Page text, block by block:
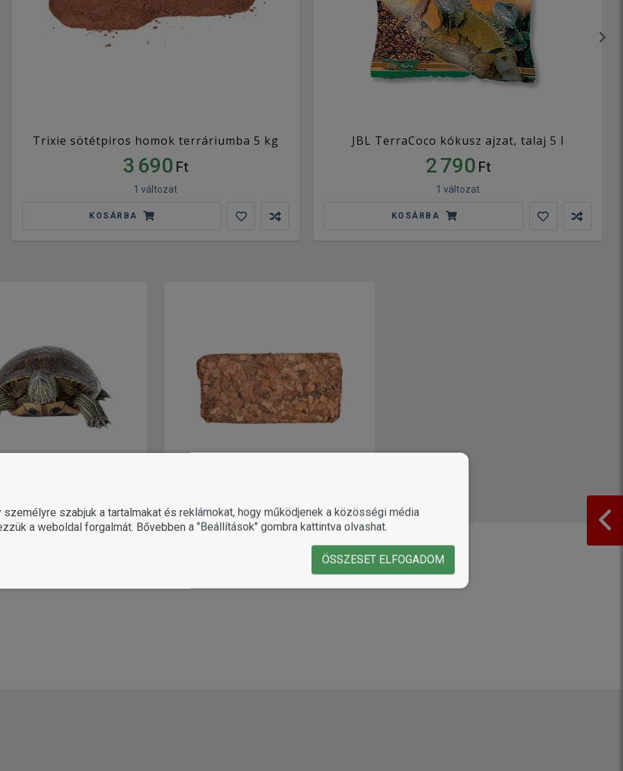
Trixie sötétpiros homok terráriumba 5 kg
3 690 Ft
1 változat
KOSÁRBA
JBL TerraCoco kókusz ajzat, talaj 5 l
2 790 Ft
1 változat
KOSÁRBA
szabjuk a tartalmakat és reklámokat, hogy működjenek a közösségi média
a weboldal forgalmát. Bővebben a "Beállítások" gombra kattintva olvashat.
ÖSSZESET ELFOGADOM